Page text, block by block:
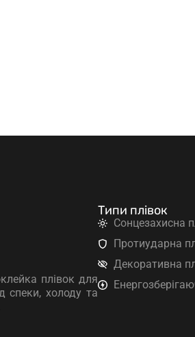
плівок для
спеки, холоду та
Типи плівок
Сонцезахисна
Протиударна
Декоративна